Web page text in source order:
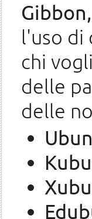
l'uso di
chi
delle
delle